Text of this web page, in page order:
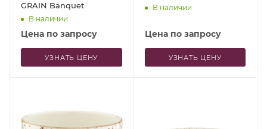
GRAIN Banquet
В наличии
Цена по запросу
УЗНАТЬ ЦЕНУ
В наличии
Цена по запросу
УЗНАТЬ ЦЕНУ